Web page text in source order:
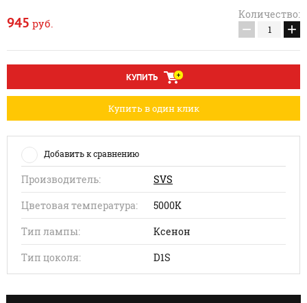
945 руб.
Количество:
− +
КУПИТЬ
Купить в один клик
Добавить к сравнению
Производитель:
SVS
Цветовая температура:
5000K
Тип лампы:
Ксенон
Тип цоколя:
D1S